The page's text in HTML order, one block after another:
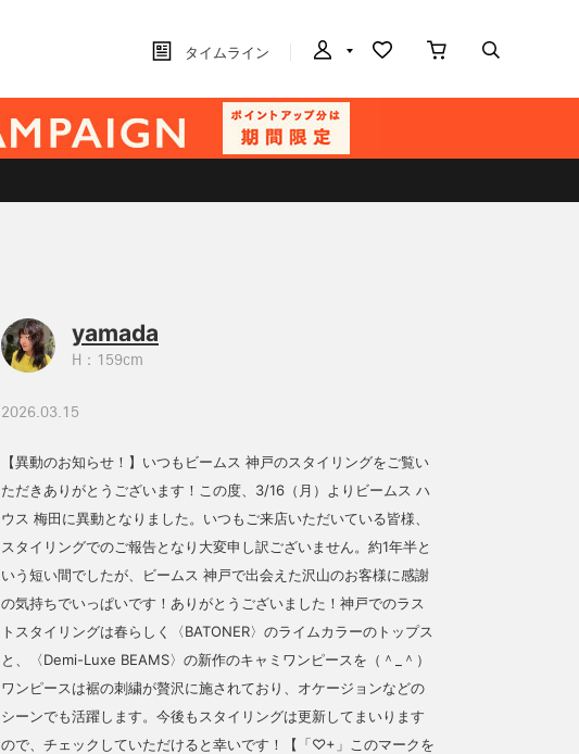
タイムライン
yamada
H：159cm
2026.03.15
【異動のお知らせ！】いつもビームス 神戸のスタイリングをご覧い
ただきありがとうございます！この度、3/16（月）よりビームス ハ
ウス 梅田に異動となりました。いつもご来店いただいている皆様、
スタイリングでのご報告となり大変申し訳ございません。約1年半と
いう短い間でしたが、ビームス 神戸で出会えた沢山のお客様に感謝
の気持ちでいっぱいです！ありがとうございました！神戸でのラス
トスタイリングは春らしく〈BATONER〉のライムカラーのトップス
と、〈Demi-Luxe BEAMS〉の新作のキャミワンピースを（＾_＾）
ワンピースは裾の刺繍が贅沢に施されており、オケージョンなどの
シーンでも活躍します。今後もスタイリングは更新してまいります
ので、チェックしていただけると幸いです！【「♡+」このマークを